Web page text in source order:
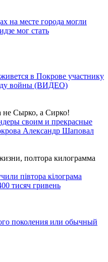
на месте города могли
мог стать
в Покрове участнику
войны (ВИДЕО)
не Сырко, а Сирко!
своим и прекрасные
Александр Шаповал
полтора килограмма
півтора кілограма
тисяч гривень
поколения или обычный